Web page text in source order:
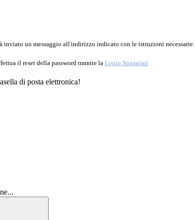
inviato un messaggio all'indirizzo indicato con le istruzioni necessarie.
il reset della password tramite la Login Spaggiari
di posta elettronica!